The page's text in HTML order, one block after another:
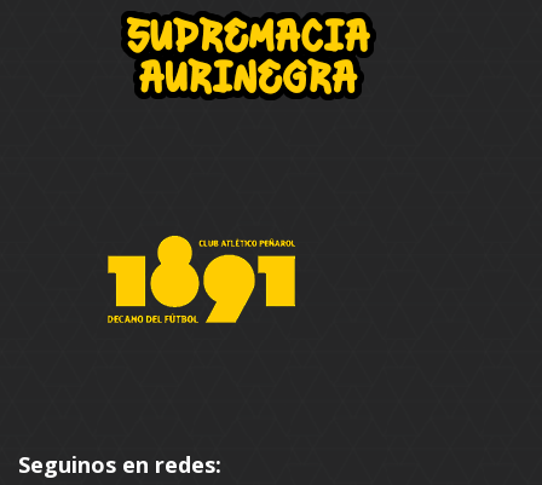
Seguinos en redes: